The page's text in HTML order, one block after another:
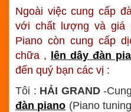
Ngoài việc cung cấp
với chất lượng và giá
Piano còn cung cấp
chữa ,
lên dây đàn
đến quý bạn các vị :
Tôi : HẢI GRAND-
đàn piano (Piano